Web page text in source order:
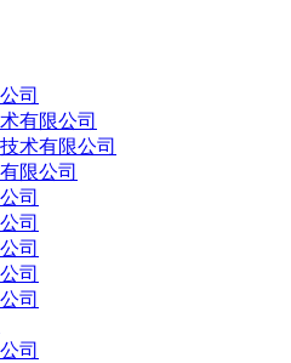
司
有限公司
术有限公司
限公司
司
司
司
司
司
司